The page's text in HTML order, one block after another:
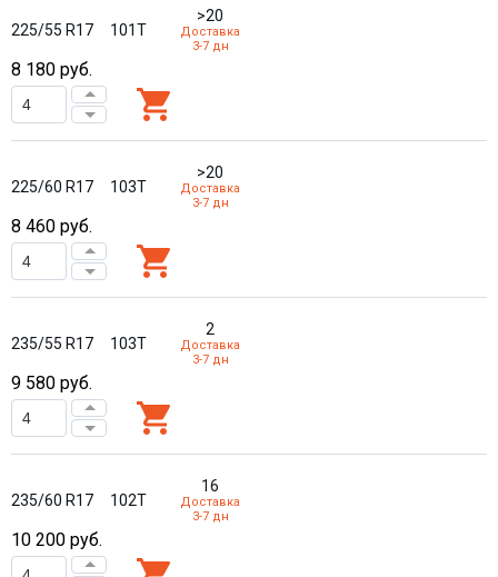
225/55 R17 101T
>20
Доставка
3-7 дн
8 180 руб.
225/60 R17 103T
>20
Доставка
3-7 дн
8 460 руб.
235/55 R17 103T
2
Доставка
3-7 дн
9 580 руб.
235/60 R17 102T
16
Доставка
3-7 дн
10 200 руб.